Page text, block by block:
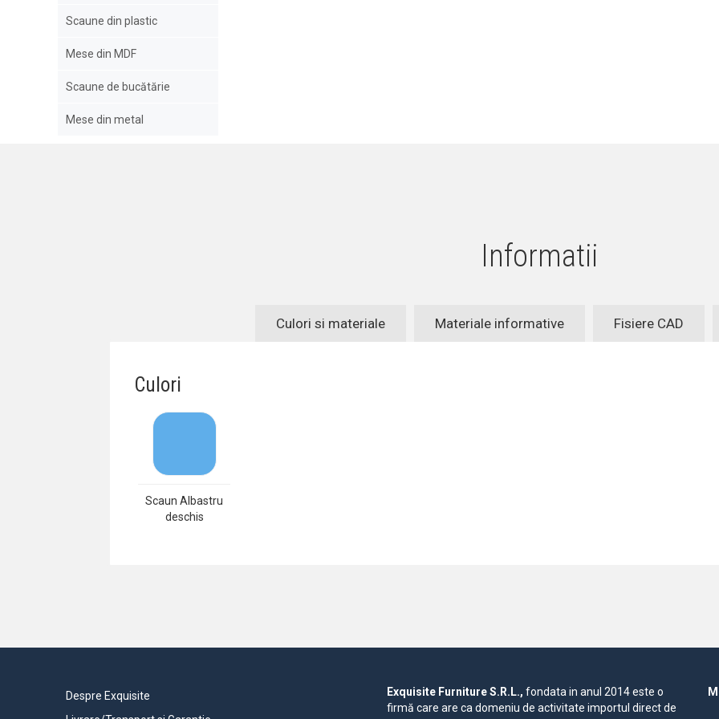
Scaune din plastic
Mese din MDF
Scaune de bucătărie
Mese din metal
Informatii
Culori si materiale Materiale informative Fisiere CAD
Culori
Scaun Albastru
deschis
Despre Exquisite
Exquisite Furniture S.R.L., fondata in anul 2014 este o
firmă care are ca domeniu de activitate importul direct de